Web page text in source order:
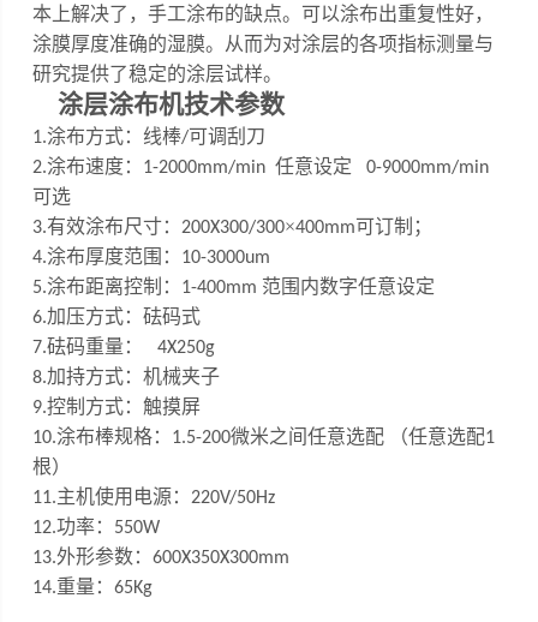
本上解决了，手工涂布的缺点。可以涂布出重复性好，
涂膜厚度准确的湿膜。从而为对涂层的各项指标测量与
研究提供了稳定的涂层试样。
涂层涂布机技术参数
1.涂布方式：线棒/可调刮刀
2.涂布速度： 1-2000mm/min任意设定 0-9000mm/min
可选
3.有效涂布尺寸： 200X300/300×400mm可订制 ；
4.涂布厚度范围： 10-3000um
5.涂布距离控制： 1-400mm 范围内数字任意设定
6.加压方式：砝码式
7.砝码重量：4X250g
8.加持方式：机械夹子
9.控制方式：触摸屏
10.涂布棒规格： 1.5-200微米之间任意选配 （任意选配1
根）
11.主机使用电源： 220V/50Hz
12.功率： 550W
13.外形参数：600X350X300mm
14.重量：65Kg